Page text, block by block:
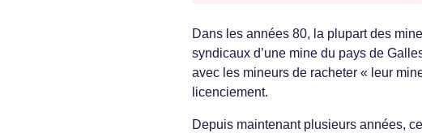
Dans les années 80, la plupart des
syndicaux d’une mine du pays de
avec les mineurs de racheter « leur
licenciement.
Depuis maintenant plusieurs années,